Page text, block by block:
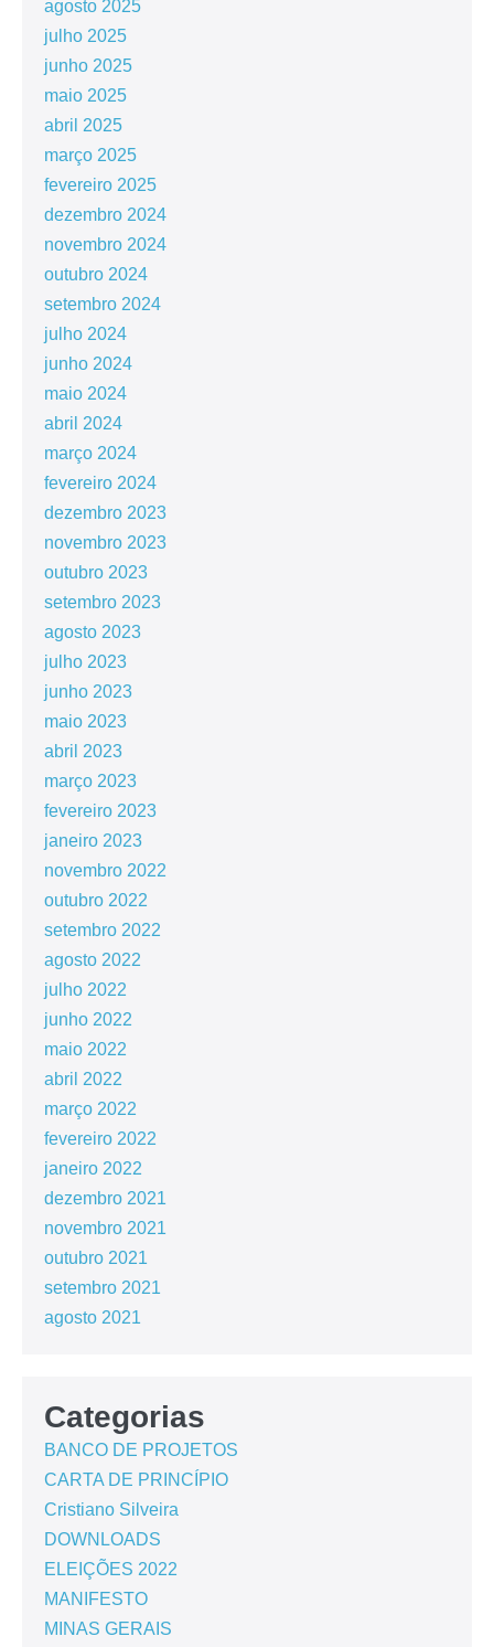
agosto 2025
julho 2025
junho 2025
maio 2025
abril 2025
março 2025
fevereiro 2025
dezembro 2024
novembro 2024
outubro 2024
setembro 2024
julho 2024
junho 2024
maio 2024
abril 2024
março 2024
fevereiro 2024
dezembro 2023
novembro 2023
outubro 2023
setembro 2023
agosto 2023
julho 2023
junho 2023
maio 2023
abril 2023
março 2023
fevereiro 2023
janeiro 2023
novembro 2022
outubro 2022
setembro 2022
agosto 2022
julho 2022
junho 2022
maio 2022
abril 2022
março 2022
fevereiro 2022
janeiro 2022
dezembro 2021
novembro 2021
outubro 2021
setembro 2021
agosto 2021
Categorias
BANCO DE PROJETOS
CARTA DE PRINCÍPIO
Cristiano Silveira
DOWNLOADS
ELEIÇÕES 2022
MANIFESTO
MINAS GERAIS